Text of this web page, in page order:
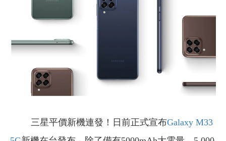
三星平價新機連發！日前正式宣布Galaxy M33